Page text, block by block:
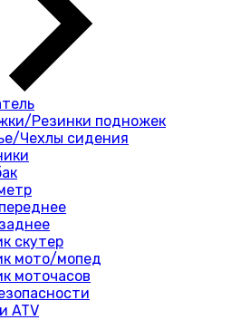
Резинки подножек
Чехлы сидения
скутер
мото/мопед
моточасов
ATV